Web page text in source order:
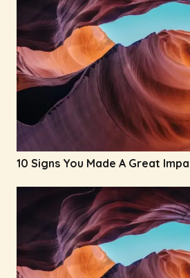
10 Signs You Made A Great